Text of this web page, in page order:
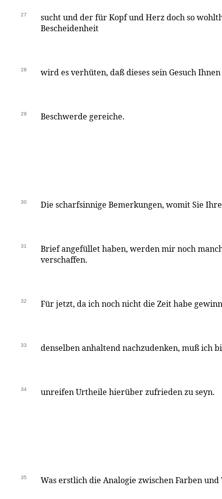
27
sucht und der für Kopf und Herz doch so
Bescheidenheit
28 wird es verhüten, daß dieses sein Gesuch
29 Beschwerde gereiche.
30 Die scharfsinnige Bemerkungen, womit Sie
31
Brief angefüllet haben, werden mir noch
verschaffen.
32 Für jetzt, da ich noch nicht die Zeit habe
33 denselben anhaltend nachzudenken, muß ich
34 unreifen Urtheile hierüber zufrieden zu seyn.
35 Was erstlich die Analogie zwischen Farben